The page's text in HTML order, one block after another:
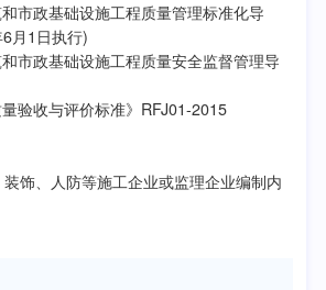
市政基础设施工程质量管理标准化导
月1日执行)
市政基础设施工程质量安全监督管理导
验收与评价标准》RFJ01-2015
饰、人防等施工企业或监理企业编制内